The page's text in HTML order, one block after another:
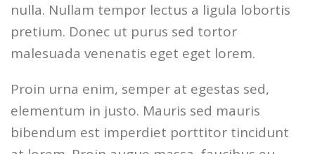
nulla. Nullam tempor lectus a ligula lobortis
pretium. Donec ut purus sed tortor
malesuada venenatis eget eget lorem.
Proin urna enim, semper at egestas sed,
elementum in justo. Mauris sed mauris
bibendum est imperdiet porttitor tincidunt